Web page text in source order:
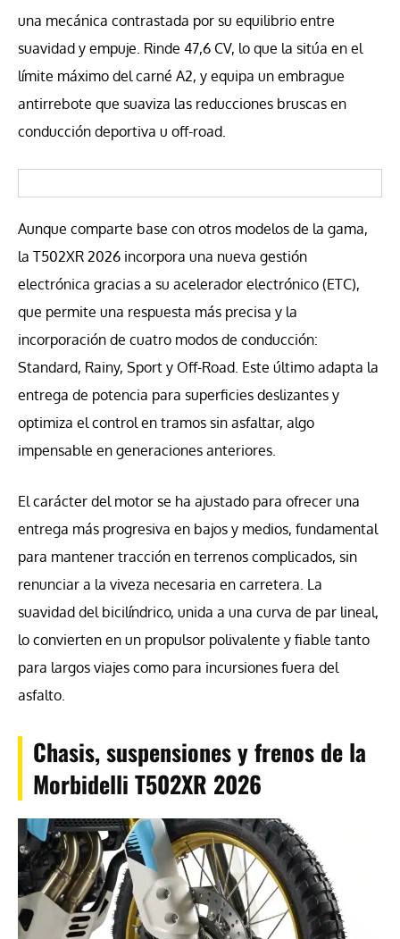
una mecánica contrastada por su equilibrio entre
suavidad y empuje. Rinde 47,6 CV, lo que la sitúa en el
límite máximo del carné A2, y equipa un embrague
antirrebote que suaviza las reducciones bruscas en
conducción deportiva u off-road.
Aunque comparte base con otros modelos de la gama,
la T502XR 2026 incorpora una nueva gestión
electrónica gracias a su acelerador electrónico (ETC),
que permite una respuesta más precisa y la
incorporación de cuatro modos de conducción:
Standard, Rainy, Sport y Off-Road. Este último adapta la
entrega de potencia para superficies deslizantes y
optimiza el control en tramos sin asfaltar, algo
impensable en generaciones anteriores.
El carácter del motor se ha ajustado para ofrecer una
entrega más progresiva en bajos y medios, fundamental
para mantener tracción en terrenos complicados, sin
renunciar a la viveza necesaria en carretera. La
suavidad del bicilíndrico, unida a una curva de par lineal,
lo convierten en un propulsor polivalente y fiable tanto
para largos viajes como para incursiones fuera del
asfalto.
Chasis, suspensiones y frenos de la
Morbidelli T502XR 2026